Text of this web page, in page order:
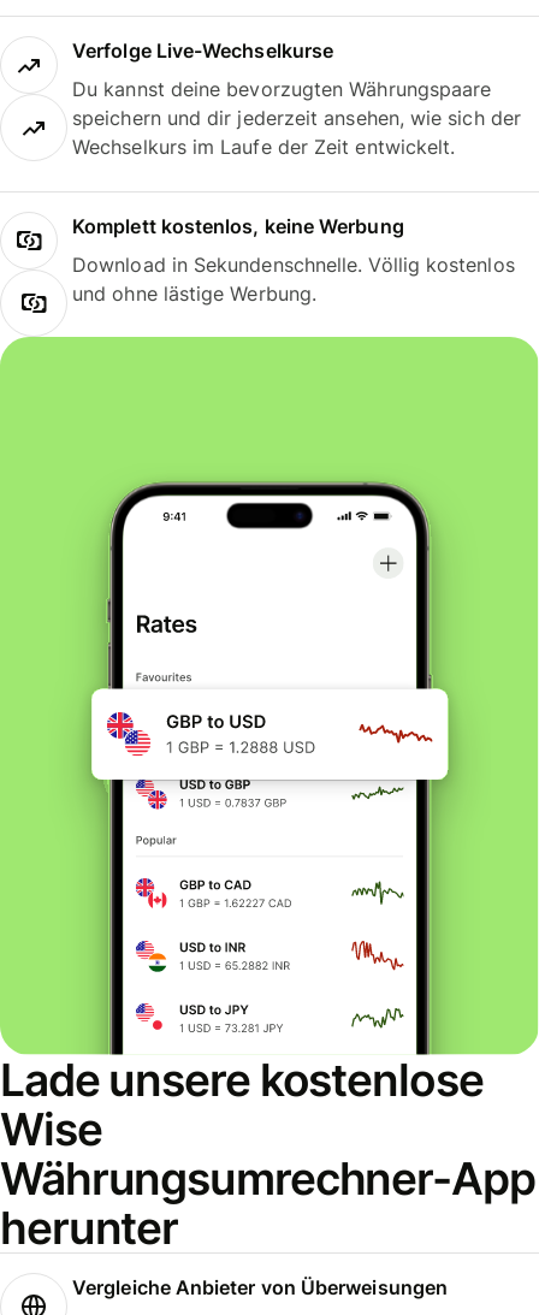
Verfolge Live-Wechselkurse
Du kannst deine bevorzugten Währungspaare
speichern und dir jederzeit ansehen, wie sich der
Wechselkurs im Laufe der Zeit entwickelt.
Komplett kostenlos, keine Werbung
Download in Sekundenschnelle. Völlig kostenlos
und ohne lästige Werbung.
Lade unsere kostenlose
Wise
Währungsumrechner-App
herunter
Vergleiche Anbieter von Überweisungen